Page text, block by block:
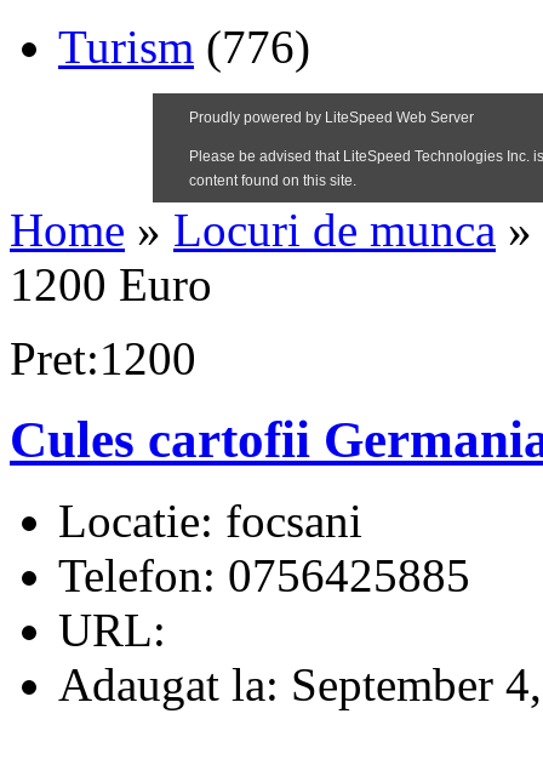
Turism (776)
Home » Locuri de munca »
1200 Euro
Pret:1200
Cules cartofii
Locatie: focsani
Telefon: 0756425885
URL:
Adaugat la: September